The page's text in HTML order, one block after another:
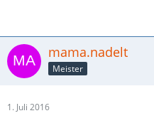
mama.nadelt
Meister
1. Juli 2016